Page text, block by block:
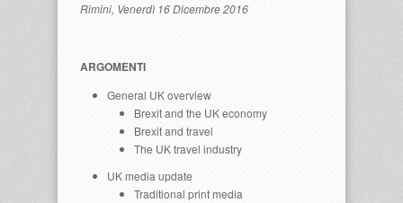
Rimini, Venerdì 16 Dicembre 2016
ARGOMENTI
General UK overview
Brexit and the UK economy
Brexit and travel
The UK travel industry
UK media update
Traditional print media